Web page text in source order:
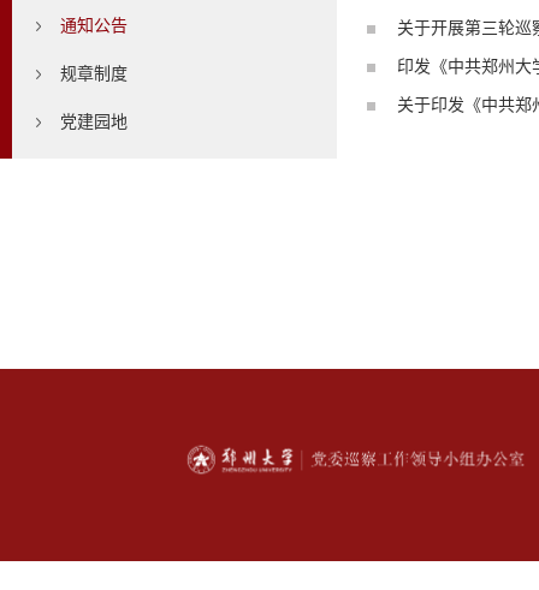
通知公告
规章制度
党建园地
关于开展第三轮巡
印发《中共郑州大
关于印发《中共郑